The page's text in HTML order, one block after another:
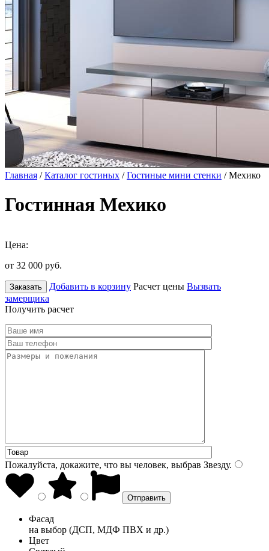
Главная /Каталог гостиных /Гостиные мини стенки / Мехико
Гостинная Мехико
Цена:
от 32 000 руб.
Заказать Добавить в корзину Расчет цены Вызвать
замерщика
Получить расчет
Пожалуйста, докажите, что вы человек, выбрав Звезду.
Фасад
на выбор (ДСП, МДФ ПВХ и др.)
Цвет